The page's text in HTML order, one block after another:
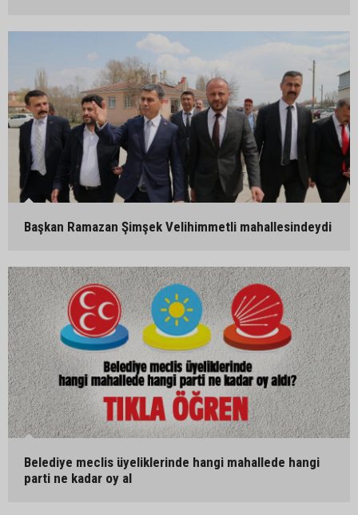
Başkan Ramazan Şimşek Velihimmetli mahallesindeydi
Belediye meclis üyeliklerinde hangi mahallede hangi
parti ne kadar oy al